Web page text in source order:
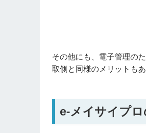
その他にも、電子管理の
取側と同様のメリットもあ
e-メイサイプ